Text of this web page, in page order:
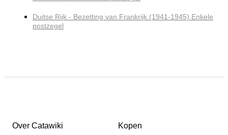
Duitse Rijk - Bezetting van Frankrijk (1941-1945) Enkele
postzegel
Over Catawiki Kopen